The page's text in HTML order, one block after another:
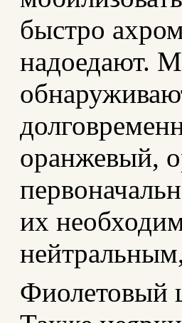
быстро
надоедают.
оранжевый,
их
Фиолетовый